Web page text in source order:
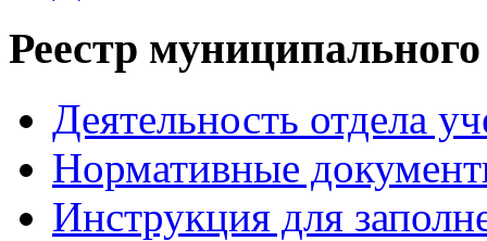
Реестр
Деятельность отдела
Нормативные
Инструкция для